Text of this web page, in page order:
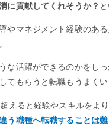
に貢献してくれそうか？
やマネジメント経験のあ
な活躍ができるのかをしっ
てもらうと転職もうまくい
えると経験やスキルをよ
う職種へ転職することは